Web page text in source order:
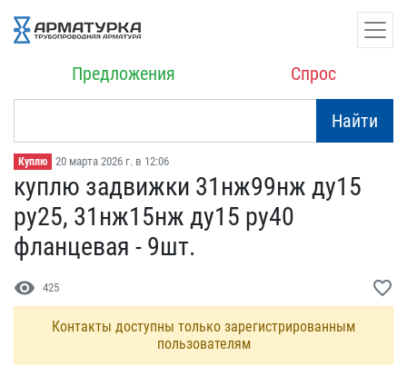
Предложения Спрос
Найти
Куплю 20 марта 2026 г. в 12:06
куплю задвижки 31нж99нж ​ду15
ру25, 31нж15нж ду15​ ру40
фланцевая - 9шт.
visibility 425 favorite_border
Контакты доступны только зарегистрированным
пользователям